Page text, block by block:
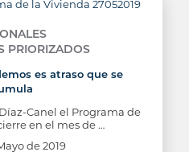
PRIORIZADOS
es atraso que se
Canel el Programa de
en el mes de …
de 2019